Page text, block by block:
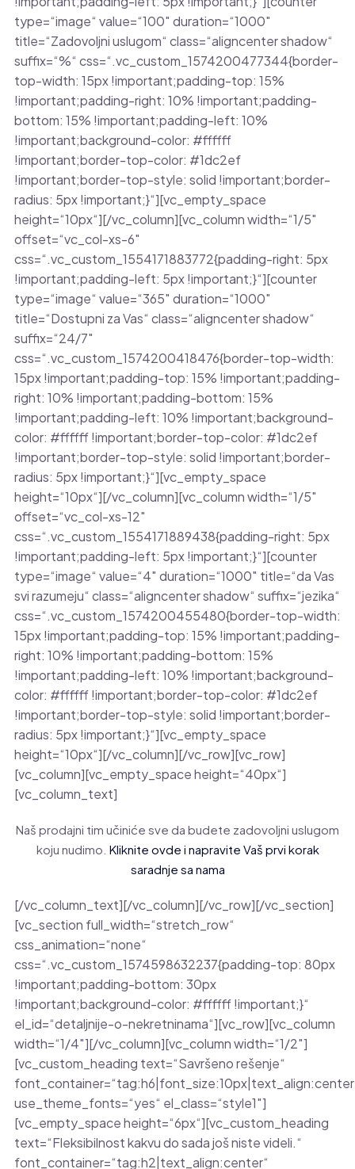
type=“image“ value=“100″ duration=“1000″
title=“Zadovoljni uslugom“ class=“aligncenter shadow“
suffix=“%“ css=“.vc_custom_1574200477344{border-
top-width: 15px !important;padding-top: 15%
!important;padding-right: 10% !important;padding-
bottom: 15% !important;padding-left: 10%
!important;background-color: #ffffff
!important;border-top-color: #1dc2ef
!important;border-top-style: solid !important;border-
radius: 5px !important;}“][vc_empty_space
height=“10px“][/vc_column][vc_column width=“1/5″
offset=“vc_col-xs-6″
css=“.vc_custom_1554171883772{padding-right: 5px
!important;padding-left: 5px !important;}“][counter
type=“image“ value=“365″ duration=“1000″
title=“Dostupni za Vas“ class=“aligncenter shadow“
suffix=“24/7″
css=“.vc_custom_1574200418476{border-top-width:
15px !important;padding-top: 15% !important;padding-
right: 10% !important;padding-bottom: 15%
!important;padding-left: 10% !important;background-
color: #ffffff !important;border-top-color: #1dc2ef
!important;border-top-style: solid !important;border-
radius: 5px !important;}“][vc_empty_space
height=“10px“][/vc_column][vc_column width=“1/5″
offset=“vc_col-xs-12″
css=“.vc_custom_1554171889438{padding-right: 5px
!important;padding-left: 5px !important;}“][counter
type=“image“ value=“4″ duration=“1000″ title=“da Vas
svi razumeju“ class=“aligncenter shadow“ suffix=“jezika“
css=“.vc_custom_1574200455480{border-top-width:
15px !important;padding-top: 15% !important;padding-
right: 10% !important;padding-bottom: 15%
!important;padding-left: 10% !important;background-
color: #ffffff !important;border-top-color: #1dc2ef
!important;border-top-style: solid !important;border-
radius: 5px !important;}“][vc_empty_space
height=“10px“][/vc_column][/vc_row][vc_row]
[vc_column][vc_empty_space height=“40px“]
[vc_column_text]
Naš prodajni tim učiniće sve da budete zadovoljni uslugom
koju nudimo. Kliknite ovde i napravite Vaš prvi korak
saradnje sa nama
[/vc_column_text][/vc_column][/vc_row][/vc_section]
[vc_section full_width=“stretch_row“
css_animation=“none“
css=“.vc_custom_1574598632237{padding-top: 80px
!important;padding-bottom: 30px
!important;background-color: #ffffff !important;}“
el_id=“detaljnije-o-nekretninama“][vc_row][vc_column
width=“1/4″][/vc_column][vc_column width=“1/2″]
[vc_custom_heading text=“Savršeno rešenje“
use_theme_fonts=“yes“ el_class=“style1″]
[vc_empty_space height=“6px“][vc_custom_heading
text=“Fleksibilnost kakvu do sada još niste videli.“
font_container=“tag:h2|text_align:center“